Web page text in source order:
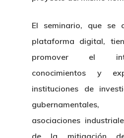
El seminario, que se
plataforma digital,
promover el
conocimientos y
instituciones de
asociaciones
de la mitigación de